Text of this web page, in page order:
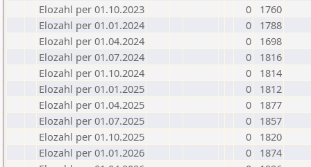
Elozahl per 01.10.2023
0
1760
Elozahl per 01.01.2024
0
1788
Elozahl per 01.04.2024
0
1698
Elozahl per 01.07.2024
0
1816
Elozahl per 01.10.2024
0
1814
Elozahl per 01.01.2025
0
1812
Elozahl per 01.04.2025
0
1877
Elozahl per 01.07.2025
0
1857
Elozahl per 01.10.2025
0
1820
Elozahl per 01.01.2026
0
1874